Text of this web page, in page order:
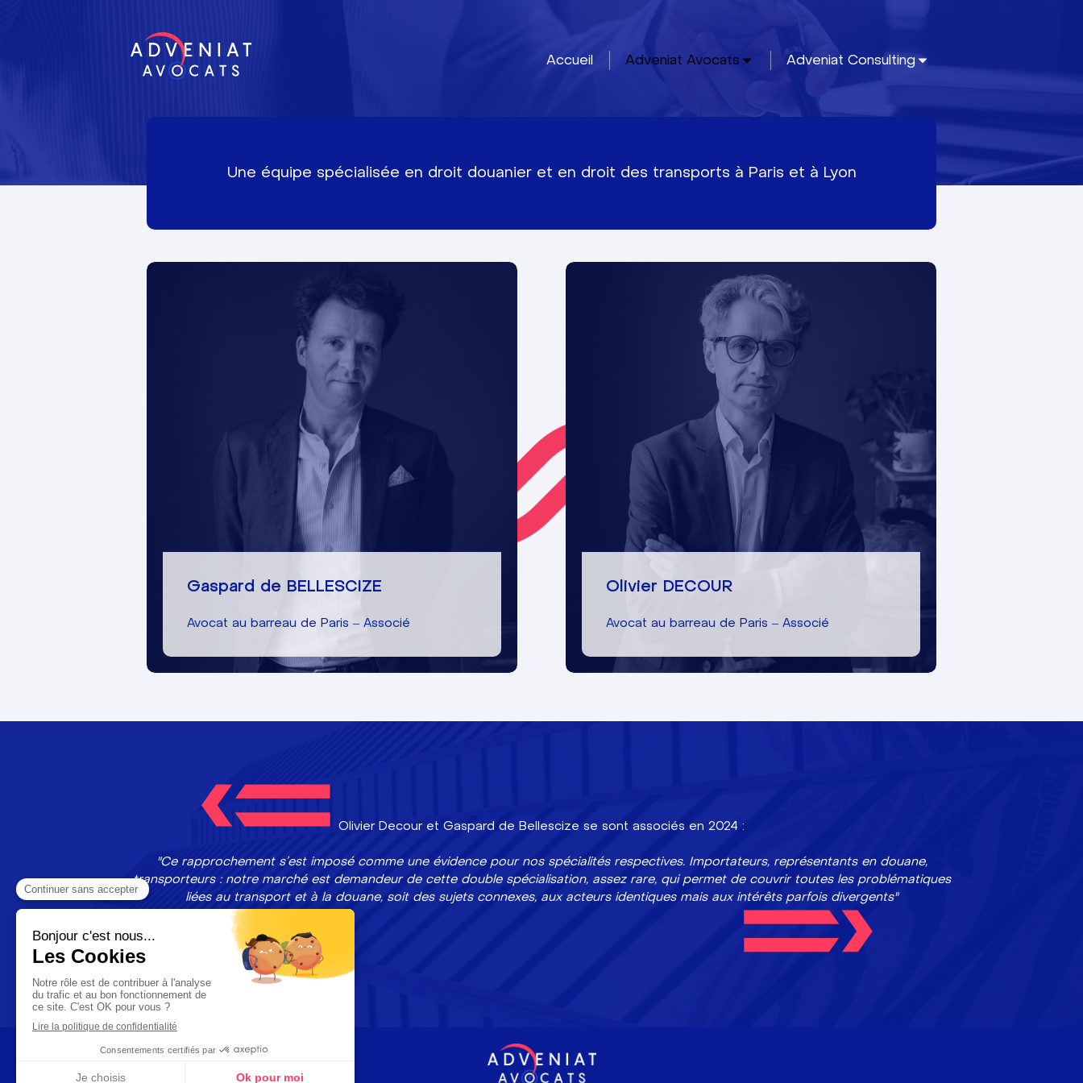
Accueil Adveniat Avocats Adveniat Consulting
Une équipe spécialisée en droit douanier et en droit des transports à Paris et à Lyon
Gaspard de BELLESCIZE
Avocat au barreau de Paris – Associé
Gaspard de BELLESCIZE
Avocat au barreau de Paris – Associé
01 85 15 52 47
Olivier DECOUR
Avocat au barreau de Paris – Associé
Olivier DECOUR
Avocat au barreau de Paris – Associé
01 83 64 00 72
Olivier Decour et Gaspard de Bellescize se sont associés en 2024 :
"Ce rapprochement s'est imposé comme une évidence pour nos spécialités respectives. Importateurs, représentants en douane,
transporteurs : notre marché est demandeur de cette double spécialisation, assez rare, qui permet de couvrir toutes les problématiques
liées au transport et à la douane, soit des sujets connexes, aux acteurs identiques mais aux intérêts parfois divergents"